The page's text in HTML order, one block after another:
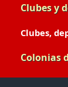
Clubes y
Clubes,
Colonias